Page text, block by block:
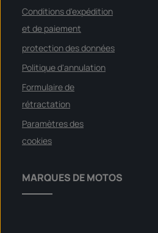
Conditions d'expédition
et de paiement
protection des données
Politique d'annulation
Formulaire de
rétractation
Paramètres des
cookies
MARQUES DE MOTOS